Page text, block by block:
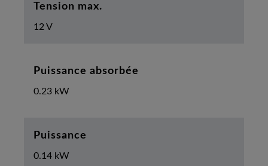
Tension max.
12 V
Puissance absorbée
0.23 kW
Puissance
0.14 kW